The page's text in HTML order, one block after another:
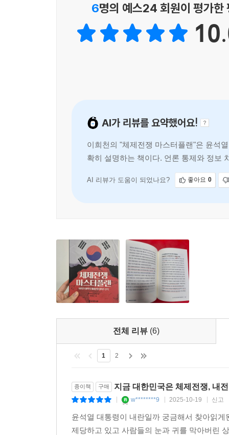
03 중국의 초한전과 선거 개입문제중국의 '초한
WEB을 통한 부정선거 시스템 전파 가능성을 검토
도광양회로 대응하는 이재명 정권의 충돌을 전망
06 대한민국세력의 대역전 전략국민깨우기운
가치론과 민생론을 통합하는 법. 2026년 6월 지
에필로그 : 누가 절망을 말하는가?"위기가 기
『체제전쟁 마스터플랜』. 이 책은 국민각성운동
만드는 마스터플랜이 될 것입니다. 사상전의 논
프레임에 갇혀 허우적거리는 모습을 보며 안타
일사분란한 교육훈련도 받지 않았기에 모래알
갖추어야 합니다.
6명의 예스24 회원이 평가한
AI가 리뷰를 요약했어요!
이희천의 "체제전쟁 마스터플랜"은 윤석
확히 설명하는 책이다. 언론 통제와 정보
국 국민이라면 반드시 읽어야 할
전체 리뷰(6)
종이책 구매 지금 대한민국은 체제전쟁, 내
| w********9 | 2025-10-19 | 신고
윤석열 대통령이 내란일까 궁금해서 찾아읽